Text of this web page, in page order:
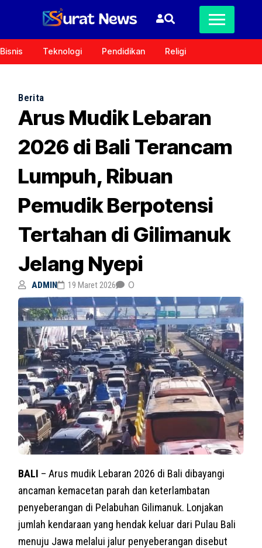
Bisnis Teknologi Pendidikan Religi
Berita
Arus Mudik Lebaran
2026 di Bali Terancam
Lumpuh, Ribuan
Pemudik Berpotensi
Tertahan di Gilimanuk
Jelang Nyepi
ADMIN 19 Maret 2026 0
BALI – Arus mudik Lebaran 2026 di Bali dibayangi
ancaman kemacetan parah dan keterlambatan
penyeberangan di Pelabuhan Gilimanuk. Lonjakan
jumlah kendaraan yang hendak keluar dari Pulau Bali
menuju Jawa melalui jalur penyeberangan disebut